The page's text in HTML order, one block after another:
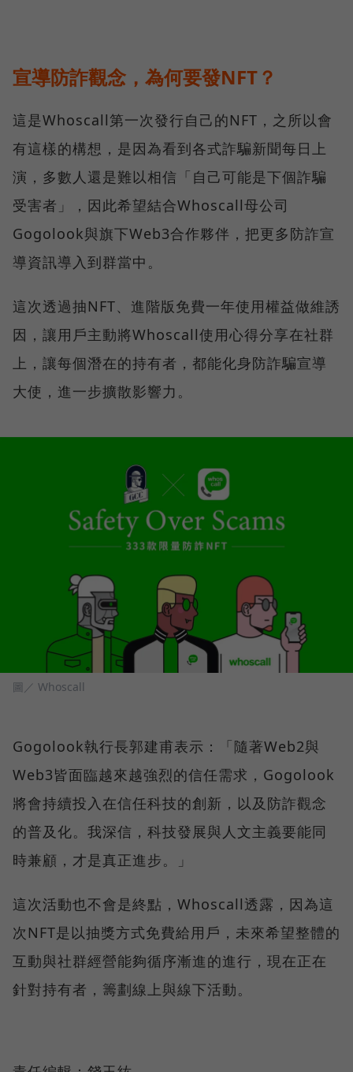
宣導防詐觀念，為何要發NFT？
這是Whoscall第一次發行自己的NFT，之所以會
有這樣的構想，是因為看到各式詐騙新聞每日上
演，多數人還是難以相信「自己可能是下個詐騙
受害者」，因此希望結合Whoscall母公司
Gogolook與旗下Web3合作夥伴，把更多防詐宣
導資訊導入到群當中。
這次透過抽NFT、進階版免費一年使用權益做維誘
因，讓用戶主動將Whoscall使用心得分享在社群
上，讓每個潛在的持有者，都能化身防詐騙宣導
大使，進一步擴散影響力。
圖／ Whoscall
Gogolook執行長郭建甫表示：「隨著Web2與
Web3皆面臨越來越強烈的信任需求，Gogolook
將會持續投入在信任科技的創新，以及防詐觀念
的普及化。我深信，科技發展與人文主義要能同
時兼顧，才是真正進步。」
這次活動也不會是終點，Whoscall透露，因為這
次NFT是以抽獎方式免費給用戶，未來希望整體的
互動與社群經營能夠循序漸進的進行，現在正在
針對持有者，籌劃線上與線下活動。